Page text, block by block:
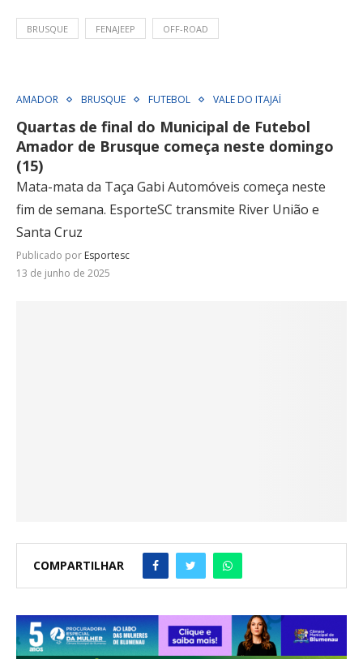
BRUSQUE FENAJEEP OFF-ROAD
AMADOR BRUSQUE FUTEBOL VALE DO ITAJAÍ
Quartas de final do Municipal de Futebol
Amador de Brusque começa neste domingo
(15)
Mata-mata da Taça Gabi Automóveis começa neste
fim de semana. EsporteSC transmite River União e
Santa Cruz
Publicado por Esportesc
13 de junho de 2025
COMPARTILHAR